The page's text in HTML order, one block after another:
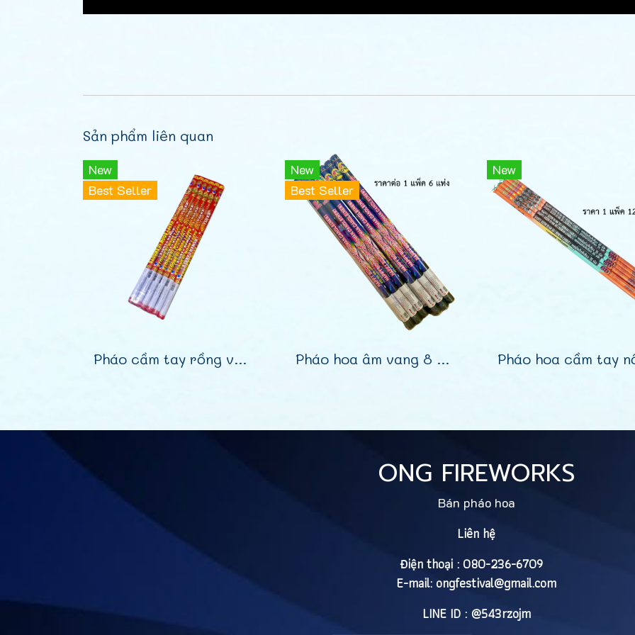
Sản phẩm liên quan
New
Best Seller
Pháo cầm tay rồng vàng 10 viên(copy)
New
Best Seller
Pháo hoa âm vang 8 tiếng
New
ONG FIREWORKS
Bán pháo hoa
Liên hệ
Điện thoại : 080-236-6709
E-mail:ongfestival@gmail.com
LINE ID : @543rzojm